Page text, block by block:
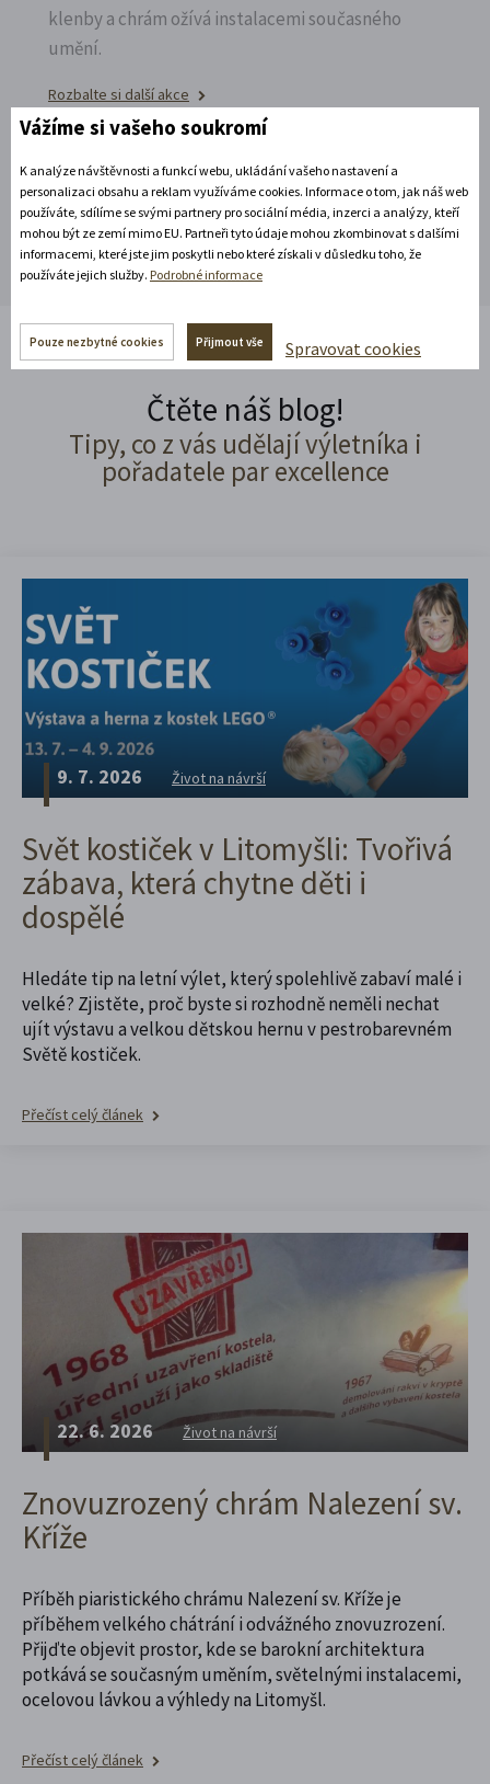
klenby a chrám ožívá instalacemi současného
umění.
Rozbalte si další akce
Rozbalte si další akce
Čtěte náš blog!
Tipy, co z vás udělají výletníka i
pořadatele par excellence
9. 7. 2026 Život na návrší
Svět kostiček v Litomyšli: Tvořivá
zábava, která chytne děti i
dospělé
Hledáte tip na letní výlet, který spolehlivě zabaví malé i
velké? Zjistěte, proč byste si rozhodně neměli nechat
ujít výstavu a velkou dětskou hernu v pestrobarevném
Světě kostiček.
Přečíst celý článek
22. 6. 2026 Život na návrší
Znovuzrozený chrám Nalezení sv.
Kříže
Příběh piaristického chrámu Nalezení sv. Kříže je
příběhem velkého chátrání i odvážného znovuzrození.
Přijďte objevit prostor, kde se barokní architektura
potkává se současným uměním, světelnými instalacemi,
ocelovou lávkou a výhledy na Litomyšl.
Přečíst celý článek
Vážíme si vašeho soukromí
K analýze návštěvnosti a funkcí webu, ukládání vašeho nastavení a
personalizaci obsahu a reklam využíváme cookies. Informace o tom, jak náš web
používáte, sdílíme se svými partnery pro sociální média, inzerci a analýzy, kteří
mohou být ze zemí mimo EU. Partneři tyto údaje mohou zkombinovat s dalšími
informacemi, které jste jim poskytli nebo které získali v důsledku toho, že
používáte jejich služby. Podrobné informace
Pouze nezbytné cookies Přijmout vše Spravovat cookies